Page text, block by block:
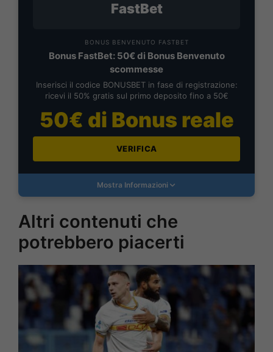
FastBet
BONUS BENVENUTO FASTBET
Bonus FastBet: 50€ di Bonus Benvenuto
scommesse
Inserisci il codice BONUSBET in fase di registrazione:
ricevi il 50% gratis sul primo deposito fino a 50€
50€ di Bonus reale
VERIFICA
Mostra Informazioni
Altri contenuti che
potrebbero piacerti